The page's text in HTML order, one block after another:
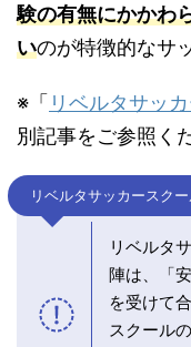
験の有無にかかわ
いのが特徴的なサ
※「 リベルタサッ
別記事をご参照く
リベルタサッカースク
リベルタ
陣は、「
を受けて
スクール